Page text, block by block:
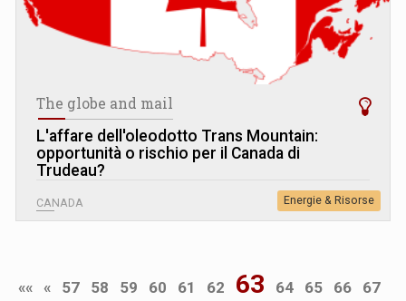
The globe and mail
L'affare dell'oleodotto Trans Mountain:
opportunità o rischio per il Canada di
Trudeau?
CANADA Energie & Risorse
«« « 57 58 59 60 61 62 63 64 65 66
67